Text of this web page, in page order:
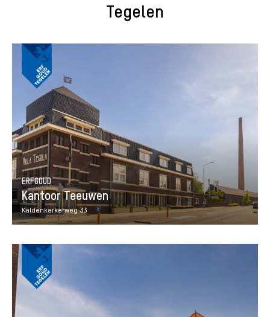
Tegelen
ERFGOUD
Kantoor Teeuwen
Kaldenkerkerweg 33